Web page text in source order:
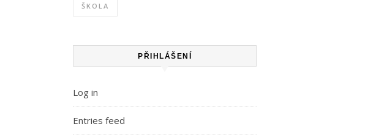
ŠKOLA
PŘIHLÁŠENÍ
Log in
Entries feed